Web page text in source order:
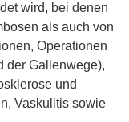
wird, bei denen
als auch von
Operationen
der Gallenwege),
und
Vaskulitis sowie